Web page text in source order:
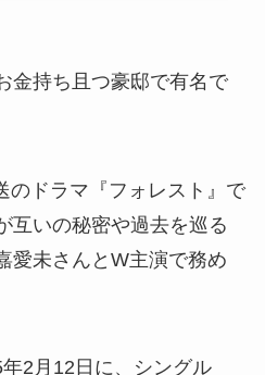
金持ち且つ豪邸で有名で
のドラマ『フォレスト』で
互いの秘密や過去を巡る
愛未さんとW主演で務め
2月12日に、シングル